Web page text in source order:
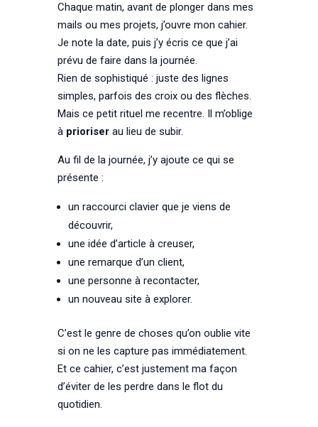
Chaque matin, avant de plonger dans mes
mails ou mes projets, j’ouvre mon cahier.
Je note la date, puis j’y écris ce que j’ai
prévu de faire dans la journée.
Rien de sophistiqué : juste des lignes
simples, parfois des croix ou des flèches.
Mais ce petit rituel me recentre. Il m’oblige
à prioriserau lieu de subir.
Au fil de la journée, j’y ajoute ce qui se
présente :
un raccourci clavier que je viens de
découvrir,
une idée d’article à creuser,
une remarque d’un client,
une personne à recontacter,
un nouveau site à explorer.
C’est le genre de choses qu’on oublie vite
si on ne les capture pas immédiatement.
Et ce cahier, c’est justement ma façon
d’éviter de les perdre dans le flot du
quotidien.